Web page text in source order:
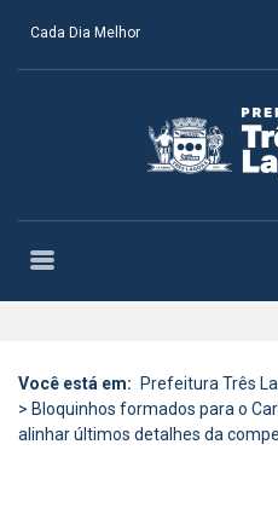
Cada Dia Melhor
Você está em: Prefeitura Três
> Bloquinhos formados para o
alinhar últimos detalhes da